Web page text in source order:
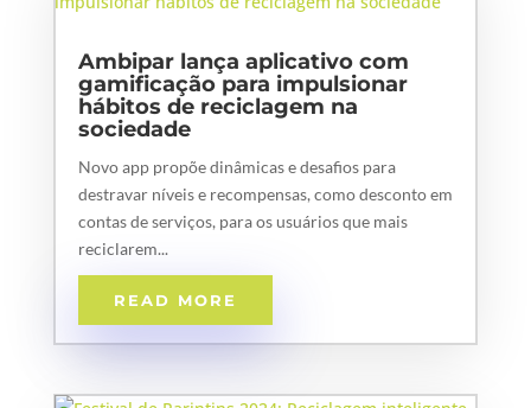
Ambipar lança aplicativo com
gamificação para impulsionar
hábitos de reciclagem na
sociedade
Novo app propõe dinâmicas e desafios para
destravar níveis e recompensas, como desconto em
contas de serviços, para os usuários que mais
reciclarem...
READ MORE